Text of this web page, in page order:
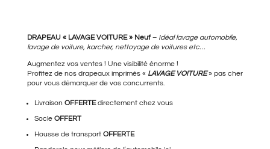
PRIX
INITIAL
ÉTAIT :
PRIX
ACTUEL
DRAPEAU « LAVAGE VOITURE » Neuf– Idéal lavage automobile,
lavage de voiture, karcher, nettoyage de voituresetc…
Augmentez vos ventes ! Une visibilité énorme !
Profitez de nos drapeaux imprimés « LAVAGE VOITURE» pas cher
pour vous démarquer de vos concurrents.
Livraison OFFERTEdirectement chez vous
Socle OFFERT
Housse de transport OFFERTE